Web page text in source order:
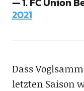
2021
Dass
letzten Saison